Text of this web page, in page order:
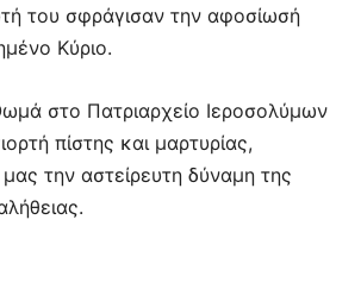
του σφράγισαν την αφοσίωσή
Κύριο.
στο Πατριαρχείο Ιεροσολύμων
πίστης και μαρτυρίας,
την αστείρευτη δύναμη της